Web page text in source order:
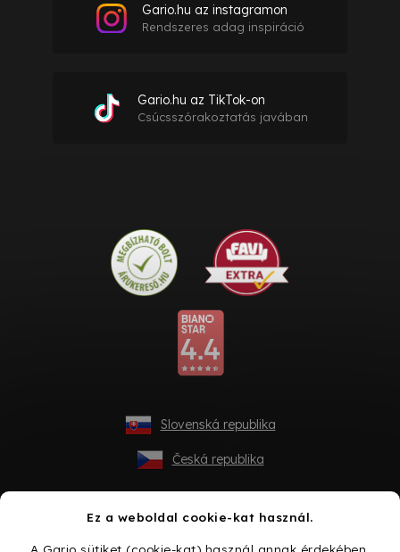
Ez a weboldal cookie-kat használ.
A Gario sütiket (cookie-kat) használ annak érdekében,
Gario.hu az instagramon
Rendszeres adag inspiráció
Gario.hu az TikTok-on
Csúcsszórakoztatás javában
Slovenská republika
Česká republika